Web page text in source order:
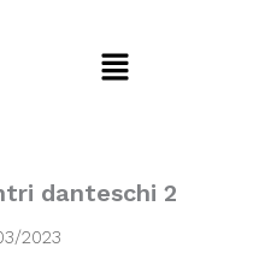
Menu
danteschi 2
2023